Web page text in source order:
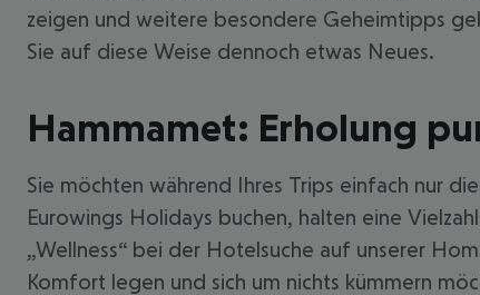
zeigen und weitere besondere Geheimtipps
Sie auf diese Weise dennoch etwas Neues.
Hammamet: Erholung
Sie möchten während Ihres Trips einfach nur
Eurowings Holidays buchen, halten eine
„Wellness“ bei der Hotelsuche auf unserer
Komfort legen und sich um nichts kümmern